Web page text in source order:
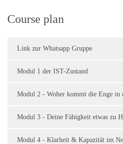
Course plan
Link zur Whatsapp Gruppe
Modul 1 der IST-Zustand
Modul 2 - Woher kommt die Enge in
Modul 3 - Deine Fähigkeit etwas zu
Modul 4 - Klarheit & Kapazität im